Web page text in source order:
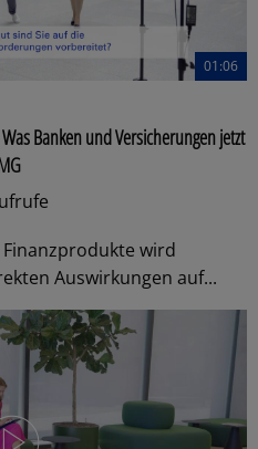
01:06
Banken und Versicherungen jetzt
wird
Auswirkungen auf...